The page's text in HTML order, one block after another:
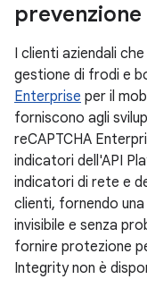
I clienti aziendali
gestione di frodi e
Enterprise per il
forniscono agli
reCAPTCHA
indicatori dell'API
indicatori di rete e
clienti, fornendo
invisibile e senza
fornire protezione
Integrity non è